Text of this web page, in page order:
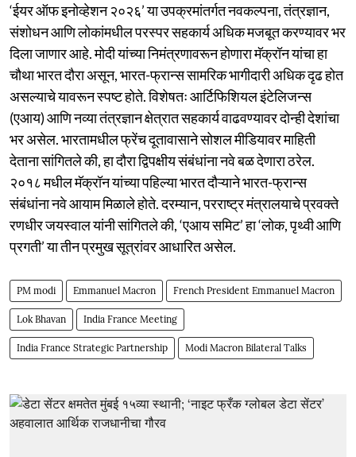
‘ईयर ऑफ इनोव्हेशन २०२६’ या उपक्रमांतर्गत नवकल्पना, तंत्रज्ञान,
संशोधन आणि लोकांमधील परस्पर सहकार्य अधिक मजबूत करण्यावर भर
दिला जाणार आहे. मोदी यांच्या निमंत्रणावरून होणारा मॅक्रॉन यांचा हा
चौथा भारत दौरा असून, भारत-फ्रान्स सामरिक भागीदारी अधिक दृढ होत
असल्याचे यावरून स्पष्ट होते. विशेषतः आर्टिफिशियल इंटेलिजन्स
(एआय) आणि नव्या तंत्रज्ञान क्षेत्रात सहकार्य वाढवण्यावर दोन्ही देशांचा
भर असेल. भारतामधील फ्रेंच दूतावासाने सोशल मीडियावर माहिती
देताना सांगितले की, हा दौरा द्विपक्षीय संबंधांना नवे बळ देणारा ठरेल.
२०१८ मधील मॅक्रॉन यांच्या पहिल्या भारत दौऱ्याने भारत-फ्रान्स
संबंधांना नवे आयाम मिळाले होते. दरम्यान, परराष्ट्र मंत्रालयाचे प्रवक्ते
रणधीर जयस्वाल यांनी सांगितले की, ‘एआय समिट’ हा ‘लोक, पृथ्वी आणि
प्रगती’ या तीन प्रमुख सूत्रांवर आधारित असेल.
PM modi Emmanuel Macron French President Emmanuel Macron
Lok Bhavan India France Meeting
India France Strategic Partnership Modi Macron Bilateral Talks